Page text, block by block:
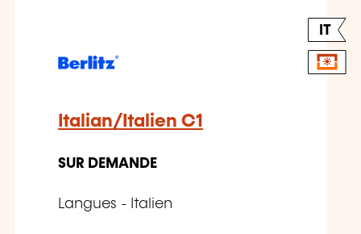
IT
Italian/Italien C1
SUR DEMANDE
Langues - Italien